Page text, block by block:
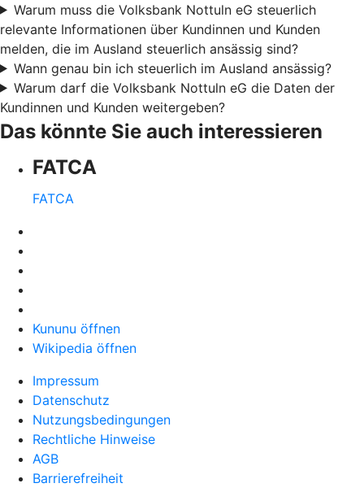
Warum muss die Volksbank Nottuln eG steuerlich
relevante Informationen über Kundinnen und Kunden
melden, die im Ausland steuerlich ansässig sind?
Wann genau bin ich steuerlich im Ausland ansässig?
Warum darf die Volksbank Nottuln eG die Daten der
Kundinnen und Kunden weitergeben?
Das könnte Sie auch interessieren
FATCA
FATCA
Kununu öffnen
Wikipedia öffnen
Impressum
Datenschutz
Nutzungsbedingungen
Rechtliche Hinweise
AGB
Barrierefreiheit